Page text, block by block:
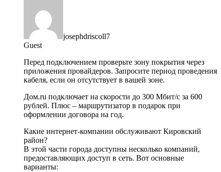
josephdriscoll7
Guest
Перед подключением проверьте зону покрытия через
приложения провайдеров. Запросите период проведения
кабеля, если он отсутствует в вашей зоне.
Дом.ru подключает на скорости до 300 Мбит/с за 600
рублей. Плюс – маршрутизатор в подарок при
оформлении договора на год.
Какие интернет-компании обслуживают Кировский
район?
В этой части города доступны несколько компаний,
предоставляющих доступ в сеть. Вот основные
варианты: